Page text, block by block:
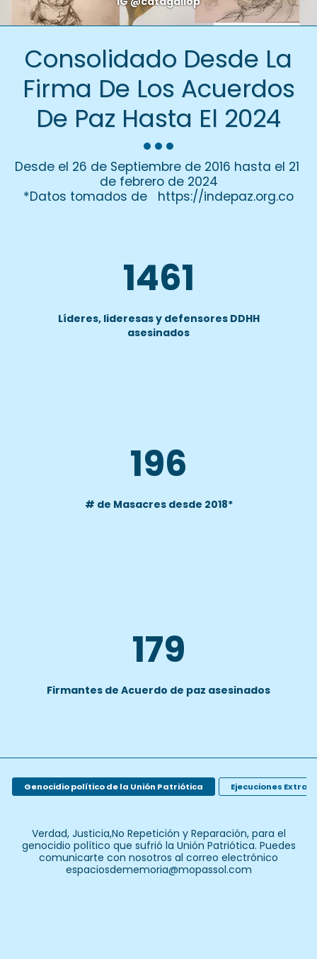
Consolidado Desde La
Firma De Los Acuerdos
De Paz Hasta El 2024
Desde el 26 de Septiembre de 2016 hasta el 21
de febrero de 2024
*Datos tomados de   https://indepaz.org.co
1461
Líderes, lideresas y defensores DDHH
asesinados
453
# de Masacres desde 2018*
413
Firmantes de Acuerdo de paz asesinados
Genocidio político de la Unión Patriótica Ejecuciones
Verdad, Justicia,No Repetición y Reparación, para el
genocidio político que sufrió la Unión Patriótica. Puedes
comunicarte con nosotros al correo electrónico
espaciosdememoria@mopassol.com